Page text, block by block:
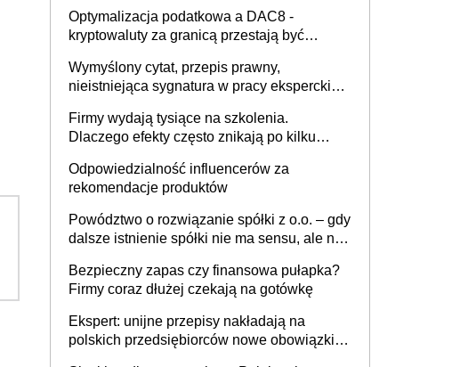
Optymalizacja podatkowa a DAC8 -
kryptowaluty za granicą przestają być
Wymyślony cytat, przepis prawny,
nieistniejąca sygnatura w pracy eksperckiej -
firmie
Firmy wydają tysiące na szkolenia.
Dlaczego efekty często znikają po kilku
Odpowiedzialność influencerów za
rekomendacje produktów
Powództwo o rozwiązanie spółki z o.o. – gdy
dalsze istnienie spółki nie ma sensu, ale nie
Bezpieczny zapas czy finansowa pułapka?
Firmy coraz dłużej czekają na gotówkę
Ekspert: unijne przepisy nakładają na
polskich przedsiębiorców nowe obowiązki w